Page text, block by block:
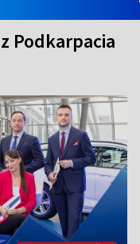
Podkarpacia